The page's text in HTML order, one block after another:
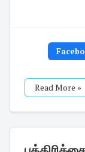
Read More »